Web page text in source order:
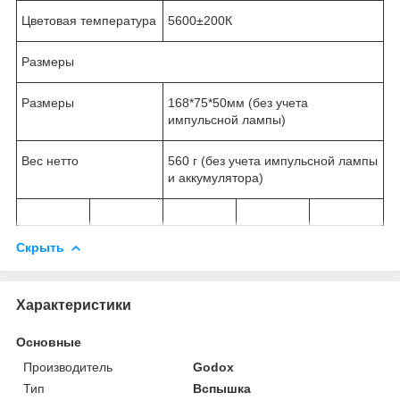
Цветовая температура 5600±200К
Размеры
Размеры
168*75*50мм (без учета
импульсной лампы)
Вес нетто
560 г (без учета импульсной лампы
и аккумулятора)
Скрыть
Характеристики
Основные
Производитель
Godox
Тип
Вспышка